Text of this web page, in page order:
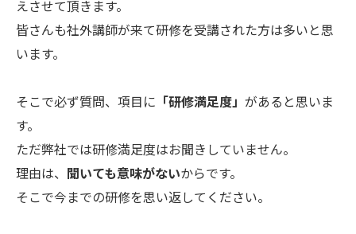
えさせて頂きます。
皆さんも社外講師が来て研修を受講された方は多いと思
います。
そこで必ず質問、項目に 「研修満足度」 があると思いま
す。
ただ弊社では研修満足度はお聞きしていません。
理由は、 聞いても意味がないからです。
そこで今までの研修を思い返してください。